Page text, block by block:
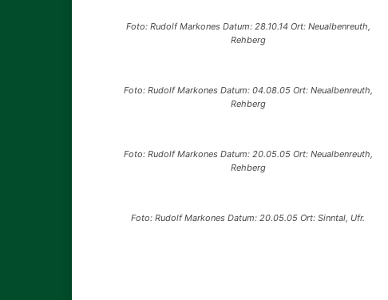
Foto: Rudolf Markones Datum: 28.10.14 Ort: Neualbenreuth,
Rehberg
Foto: Rudolf Markones Datum: 04.08.05 Ort: Neualbenreuth,
Rehberg
Foto: Rudolf Markones Datum: 20.05.05 Ort: Neualbenreuth,
Rehberg
Foto: Rudolf Markones Datum: 20.05.05 Ort: Sinntal, Ufr.